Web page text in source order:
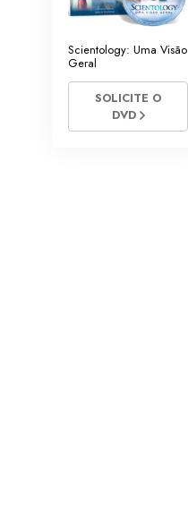
Metas e Objetivos
A Tecnologia de EstudoScientology: Uma Visão
Geral
SOLICITE O
DVD